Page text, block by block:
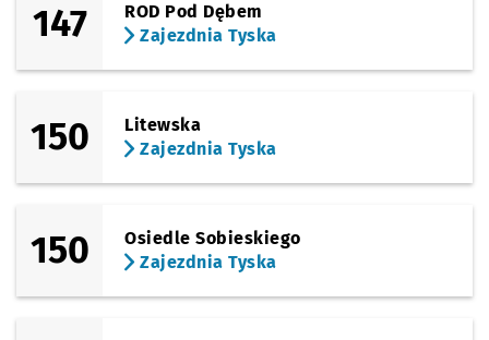
147
ROD Pod Dębem
Zajezdnia Tyska
150
Litewska
Zajezdnia Tyska
150
Osiedle Sobieskiego
Zajezdnia Tyska